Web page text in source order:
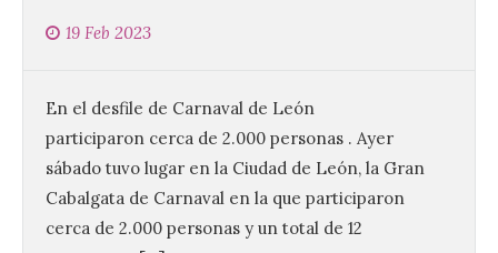
19 Feb 2023
En el desfile de Carnaval de León
participaron cerca de 2.000 personas . Ayer
sábado tuvo lugar en la Ciudad de León, la Gran
Cabalgata de Carnaval en la que participaron
cerca de 2.000 personas y un total de 12